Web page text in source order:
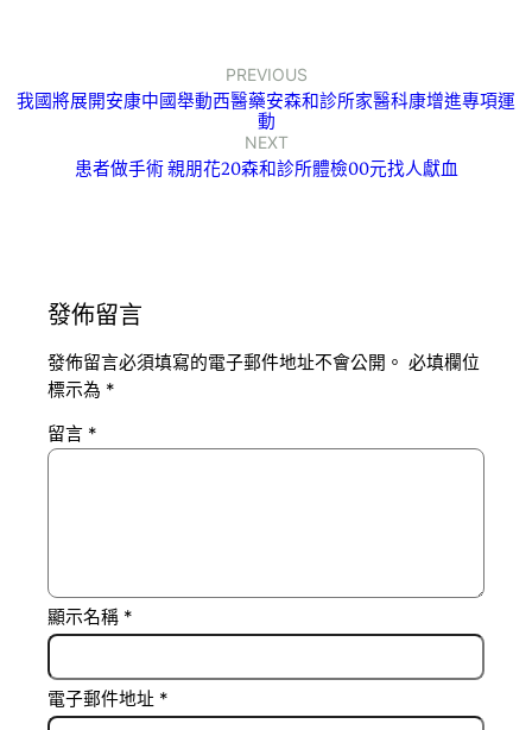
PREVIOUS
我國將展開安康中國舉動西醫藥安森和診所家醫科康增進專項運
動
NEXT
患者做手術 親朋花20森和診所體檢00元找人獻血
發佈留言
發佈留言必須填寫的電子郵件地址不會公開。 必填欄位
標示為 *
留言 *
顯示名稱 *
電子郵件地址 *